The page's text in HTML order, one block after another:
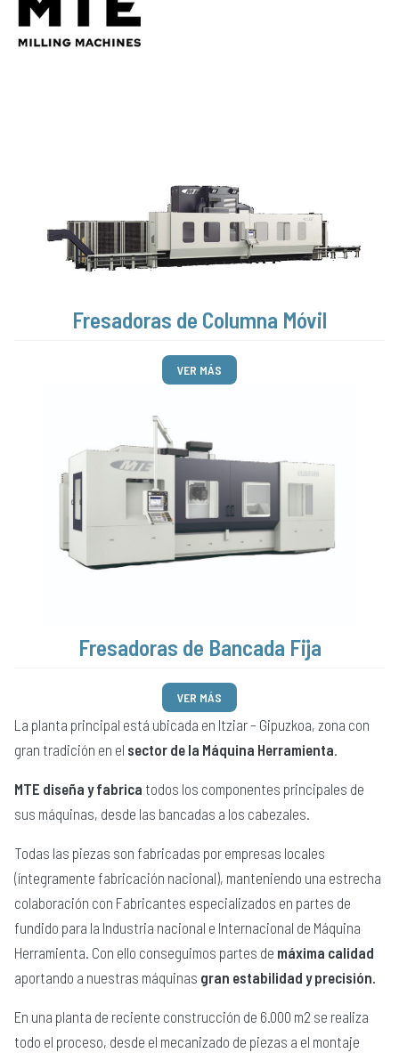
Fresadoras de Columna Móvil
VER MÁS
Fresadoras de Bancada Fija
VER MÁS
La planta principal está ubicada en Itziar – Gipuzkoa, zona con
gran tradición en el sector de la Máquina Herramienta
MTE diseña y fabrica todos los componentes principales de
sus máquinas, desde las bancadas a los cabezales.
Todas las piezas son fabricadas por empresas locales
(íntegramente fabricación nacional), manteniendo una estrecha
colaboración con Fabricantes especializados en partes de
fundido para la Industria nacional e Internacional de Máquina
Herramienta. Con ello conseguimos partes de máxima calidad
aportando a nuestras máquinas gran estabilidad y precisión.
En una planta de reciente construcción de 6.000 m2 se realiza
todo el proceso, desde el mecanizado de piezas a el montaje